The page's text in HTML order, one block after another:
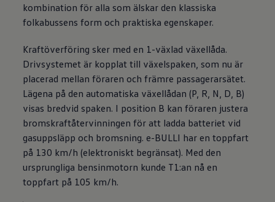
kombination för alla som älskar den klassiska
folkabussens form och praktiska egenskaper.
Kraftöverföring sker med en 1-växlad växellåda.
Drivsystemet är kopplat till växelspaken, som nu är
placerad mellan föraren och främre passagerarsätet.
Lägena på den automatiska växellådan (P, R, N, D, B)
visas bredvid spaken. I position B kan föraren justera
bromskraftåtervinningen för att ladda batteriet vid
gasuppsläpp och bromsning. e-BULLI har en toppfart
på 130 km/h (elektroniskt begränsat). Med den
ursprungliga bensinmotorn kunde T1:an nå en
toppfart på 105 km/h.